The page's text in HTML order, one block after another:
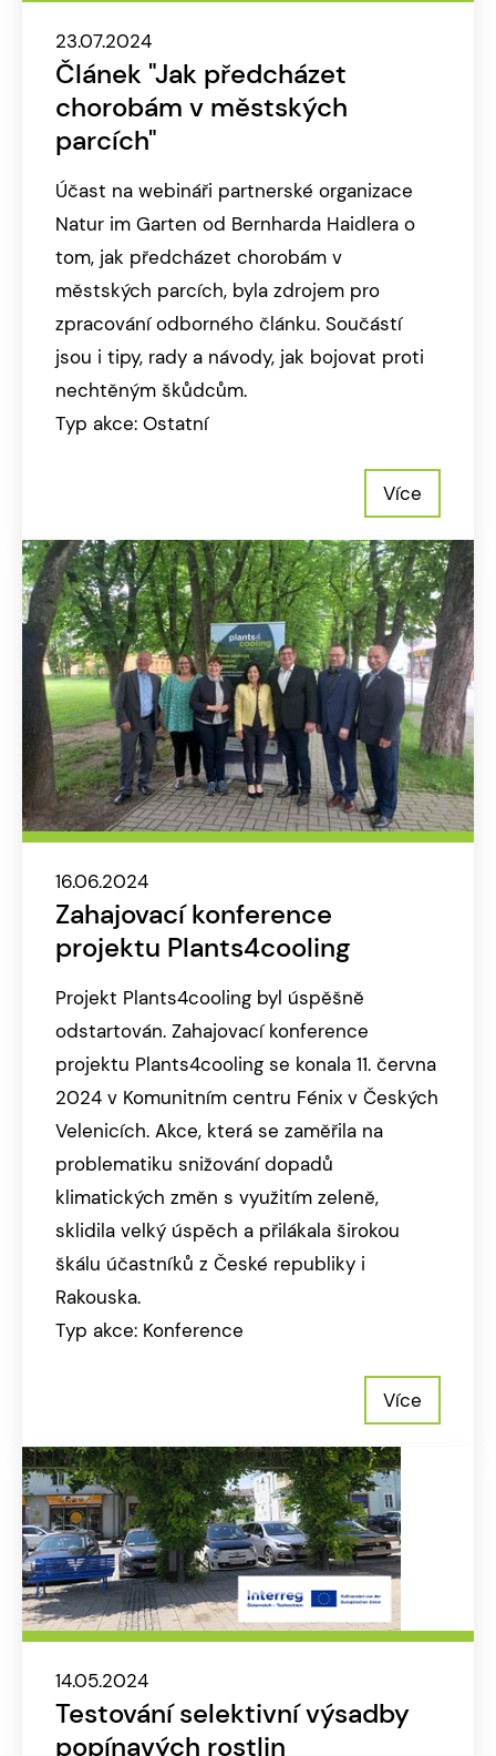
23.07.2024
Článek "Jak předcházet
chorobám v městských
parcích"
Účast na webináři partnerské organizace
Natur im Garten od Bernharda Haidlera o
tom, jak předcházet chorobám v
městských parcích, byla zdrojem pro
zpracování odborného článku. Součástí
jsou i tipy, rady a návody, jak bojovat proti
nechtěným škůdcům.
Typ akce: Ostatní
Více
16.06.2024
Zahajovací konference
projektu Plants4cooling
Projekt Plants4cooling byl úspěšně
odstartován. Zahajovací konference
projektu Plants4cooling se konala 11. června
2024 v Komunitním centru Fénix v Českých
Velenicích. Akce, která se zaměřila na
problematiku snižování dopadů
klimatických změn s využitím zeleně,
sklidila velký úspěch a přilákala širokou
škálu účastníků z České republiky i
Rakouska.
Typ akce: Konference
Více
14.05.2024
Testování selektivní výsadby
popínavých rostlin